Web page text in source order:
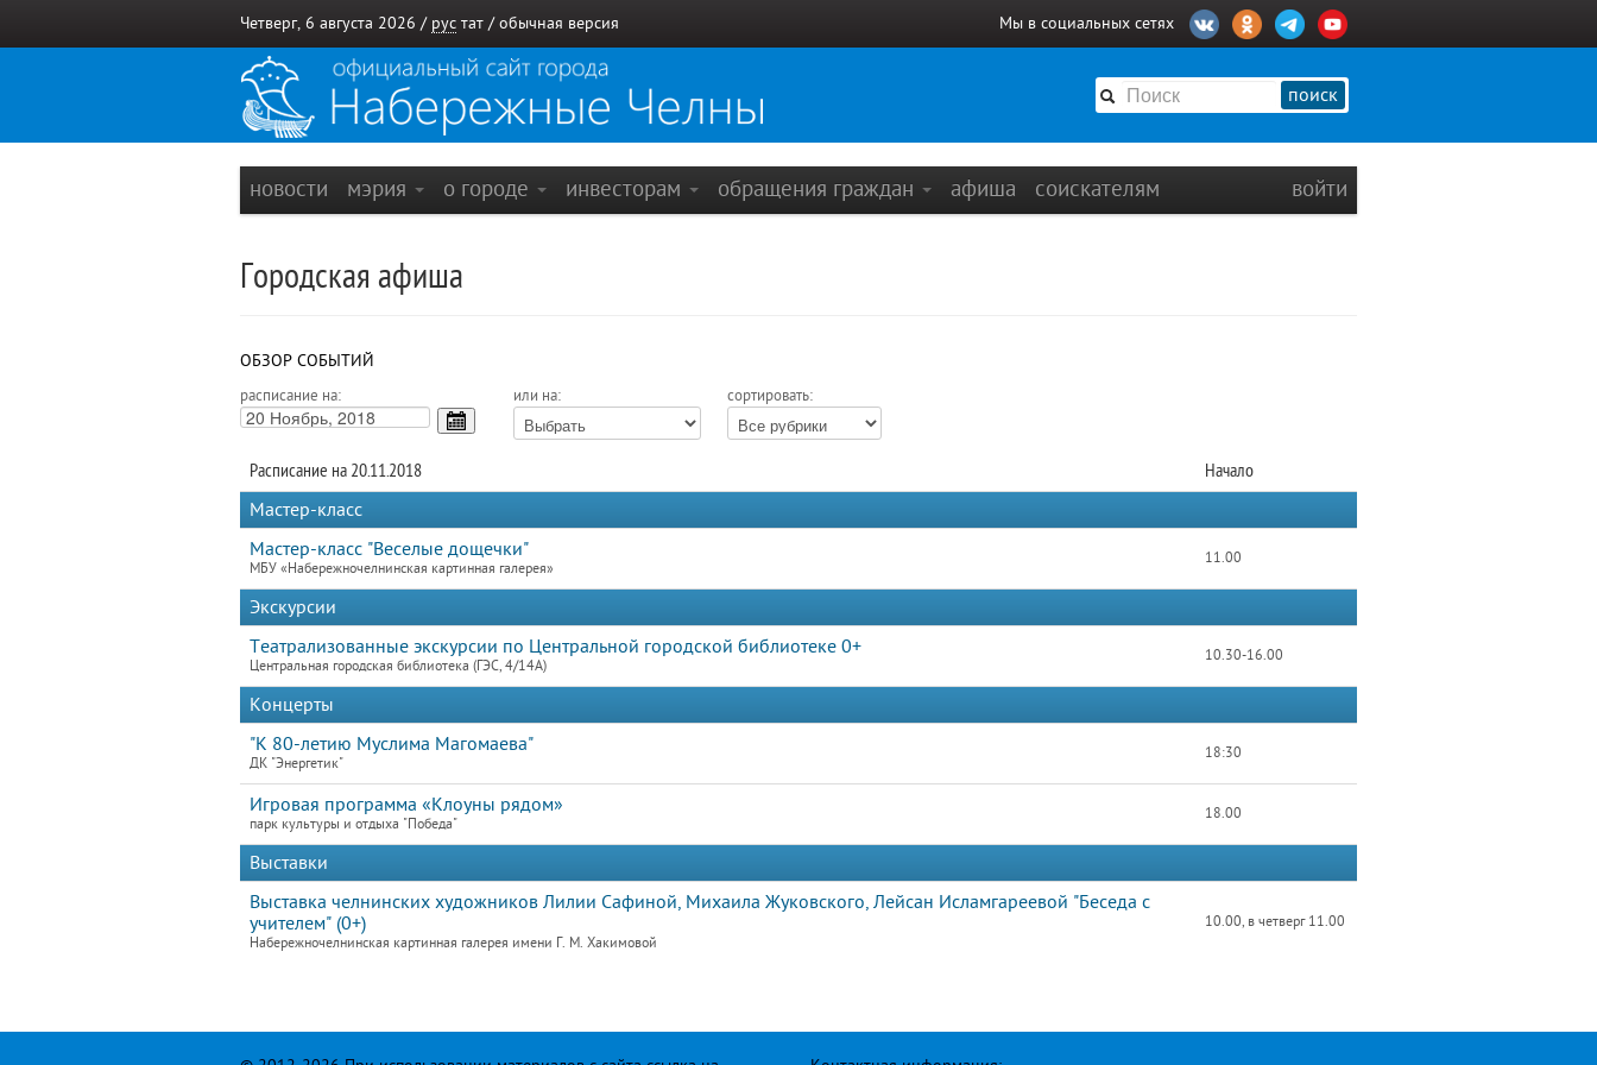
Четверг, 6 августа 2026 / рус тат / обычная версия Мы в социальных сетях
поиск
новости мэрия о городе инвесторам обращения граждан афиша соискателям войти
Городская афиша
ОБЗОР СОБЫТИЙ
расписание на: или на: сортировать:
Расписание на 20.11.2018
Начало
Мастер-класс
Мастер-класс "Веселые дощечки"
МБУ «Набережночелнинская картинная галерея»
11.00
Экскурсии
Театрализованные экскурсии по Центральной городской библиотеке 0+
Центральная городская библиотека (ГЭС, 4/14А)
10.30-16.00
Концерты
"К 80-летию Муслима Магомаева"
ДК "Энергетик"
18:30
Игровая программа «Клоуны рядом»
парк культуры и отдыха "Победа"
18.00
Выставки
Выставка челнинских художников Лилии Сафиной, Михаила Жуковского, Лейсан Исламгареевой "Беседа с
учителем" (0+)
Набережночелнинская картинная галерея имени Г. М. Хакимовой
10.00, в четверг 11.00